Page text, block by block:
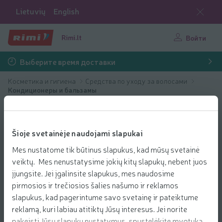
Šioje svetainėje naudojami slapukai
Mes nustatome tik būtinus slapukus, kad mūsų svetainė
veiktų. Mes nenustatysime jokių kitų slapukų, nebent juos
įjungsite. Jei įgalinsite slapukus, mes naudosime
pirmosios ir trečiosios šalies našumo ir reklamos
slapukus, kad pagerintume savo svetainę ir pateiktume
reklamą, kuri labiau atitiktų Jūsų interesus. Jei norite
Lietuvių English
Rimi.lt Войти
Выберите время доставки
Косметика и гигиена
Средства по уходу за волосами
Кондиционеры и бальзамы